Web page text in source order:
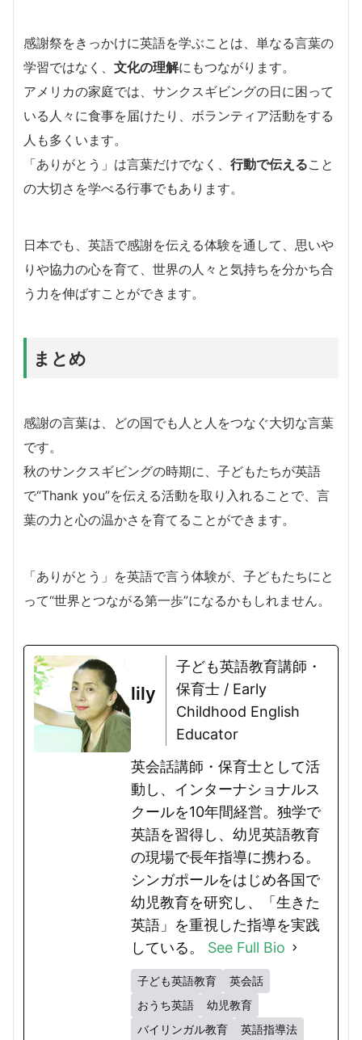
感謝祭をきっかけに英語を学ぶことは、単なる言葉の
学習ではなく、 文化の理解にもつながります。
アメリカの家庭では、サンクスギビングの日に困って
いる人々に食事を届けたり、ボランティア活動をする
人も多くいます。
「ありがとう」は言葉だけでなく、 行動で伝えること
の大切さを学べる行事でもあります。
日本でも、英語で感謝を伝える体験を通して、思いや
りや協力の心を育て、世界の人々と気持ちを分かち合
う力を伸ばすことができます。
まとめ
感謝の言葉は、どの国でも人と人をつなぐ大切な言葉
です。
秋のサンクスギビングの時期に、子どもたちが英語
で“Thank you”を伝える活動を取り入れることで、言
葉の力と心の温かさを育てることができます。
「ありがとう」を英語で言う体験が、子どもたちにと
って“世界とつながる第一歩”になるかもしれません。
lily
子ども英語教育講師・
保育士 / Early
Childhood English
Educator
英会話講師・保育士として活
動し、インターナショナルス
クールを10年間経営。独学で
英語を習得し、幼児英語教育
の現場で長年指導に携わる。
シンガポールをはじめ各国で
幼児教育を研究し、「生きた
英語」を重視した指導を実践
している。 See Full Bio
子ども英語教育
英会話
おうち英語
幼児教育
バイリンガル教育
英語指導法